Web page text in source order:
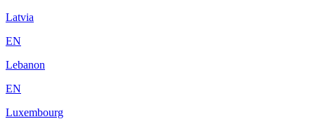
Latvia
EN
Lebanon
EN
Luxembourg